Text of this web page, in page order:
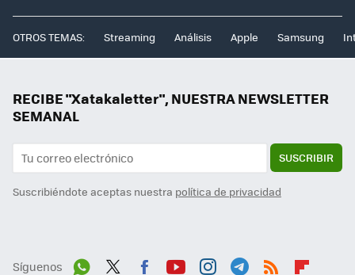
OTROS TEMAS: Streaming Análisis Apple Samsung
RECIBE "Xatakaletter", NUESTRA NEWSLETTER
SEMANAL
SUSCRIBIR
Suscribiéndote aceptas nuestra política de privacidad
Síguenos